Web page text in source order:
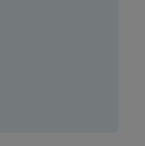
おける